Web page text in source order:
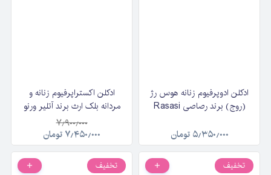
ادکلن ادوپرفیوم زنانه هوس رژ
(روج) برند رصاصی Rasasi
۱۰۰ میلی‌لیتر
۵٫۳۵۰٫۰۰۰ تومان
ادکلن اکستراپرفیوم زنانه و
مردانه بلک ارث برند آتلیر ورنو
Atelier Verno Black Earth
حجم ۱۰۰ میلی‌لیتر
۷٫۹۰۰٫۰۰۰
۷٫۴۵۰٫۰۰۰ تومان
تخفیف تخفیف